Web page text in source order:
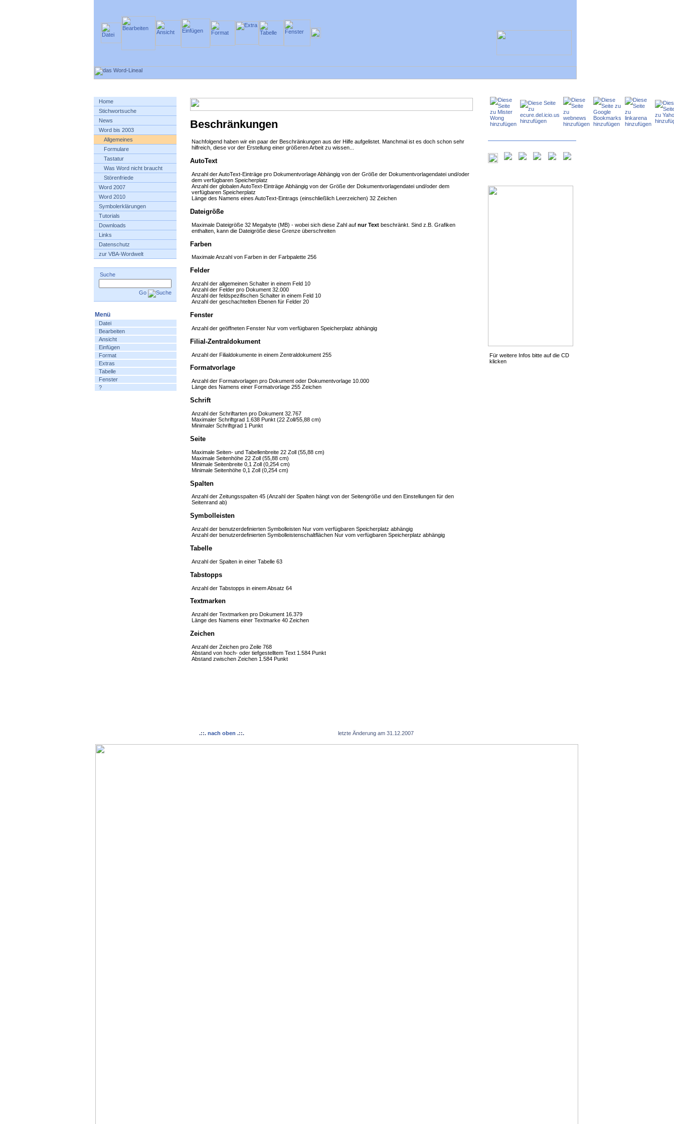
Beschränkungen
Nachfolgend haben wir ein paar der Beschränkungen aus der Hilfe aufgelistet. Manchmal ist es doch schon sehr
hilfreich, diese vorder Erstellung einer größeren Arbeit zu wissen...
AutoText
Anzahl der AutoText-Einträge pro Dokumentvorlage Abhängig von der Größe der Dokumentvorlagendatei und/oder
dem verfügbaren Speicherplatz
Anzahl der globalen AutoText-Einträge Abhängig von der Größe der Dokumentvorlagendatei und/oder dem
verfügbaren Speicherplatz
Länge des Namens eines AutoText-Eintrags (einschließlich Leerzeichen) 32 Zeichen
Dateigröße
Maximale Dateigröße32 Megabyte (MB) - wobei sich diese Zahl auf nur Textbeschränkt. Sind z.B. Grafiken
enthalten, kann die Dateigröße diese Grenze überschreiten
Farben
Maximale Anzahl von Farben in der Farbpalette256
Felder
Anzahl der allgemeinen Schalter in einem Feld10
Anzahl der Felder pro Dokument32.000
Anzahl der feldspezifischen Schalter in einem Feld10
Anzahl der geschachtelten Ebenen für Felder 20
Fenster
Anzahl der geöffneten FensterNur vom verfügbaren Speicherplatz abhängig
Filial-Zentraldokument
Anzahl der Filialdokumente in einem Zentraldokument255
Formatvorlage
Anzahl der Formatvorlagen pro Dokument oder Dokumentvorlage 10.000
Länge des Namens einer Formatvorlage255 Zeichen
Schrift
Anzahl der Schriftarten pro Dokument32.767
Maximaler Schriftgrad 1.638 Punkt (22 Zoll/55,88 cm)
Minimaler Schriftgrad1 Punkt
Seite
Maximale Seiten- und Tabellenbreite22 Zoll (55,88 cm)
Maximale Seitenhöhe22 Zoll (55,88 cm)
Minimale Seitenbreite0,1 Zoll (0,254 cm)
Minimale Seitenhöhe0,1 Zoll (0,254 cm)
Spalten
Anzahl der Zeitungsspalten45 (Anzahl der Spalten hängt von der Seitengröße und den Einstellungen für den
Seitenrand ab)
Symbolleisten
Anzahl der benutzerdefinierten SymbolleistenNur vom verfügbaren Speicherplatz abhängig
Anzahl der benutzerdefinierten SymbolleistenschaltflächenNur vom verfügbaren Speicherplatz abhängig
Tabelle
Anzahl der Spalten in einer Tabelle63
Tabstopps
Anzahl der Tabstopps in einem Absatz 64
Textmarken
Anzahl der Textmarken pro Dokument 16.379
Länge des Namens einer Textmarke40 Zeichen
Zeichen
Anzahl der Zeichen pro Zeile768
Abstand von hoch- oder tiefgestelltem Text1.584 Punkt
Abstand zwischen Zeichen1.584 Punkt
Für weitere Infos bitte auf die CD
klicken
Home
Stichwortsuche
News
Word bis 2003
Allgemeines
Formulare
Tastatur
Was Word nicht braucht
Störenfriede
Word 2007
Word 2010
Symbolerklärungen
Tutorials
Downloads
Links
Datenschutz
zur VBA-Wordwelt
Suche
Go
Menü
Datei
Bearbeiten
Ansicht
Einfügen
Format
Extras
Tabelle
Fenster
?
.::. nach oben .::. letzte Änderung am 31.12.2007